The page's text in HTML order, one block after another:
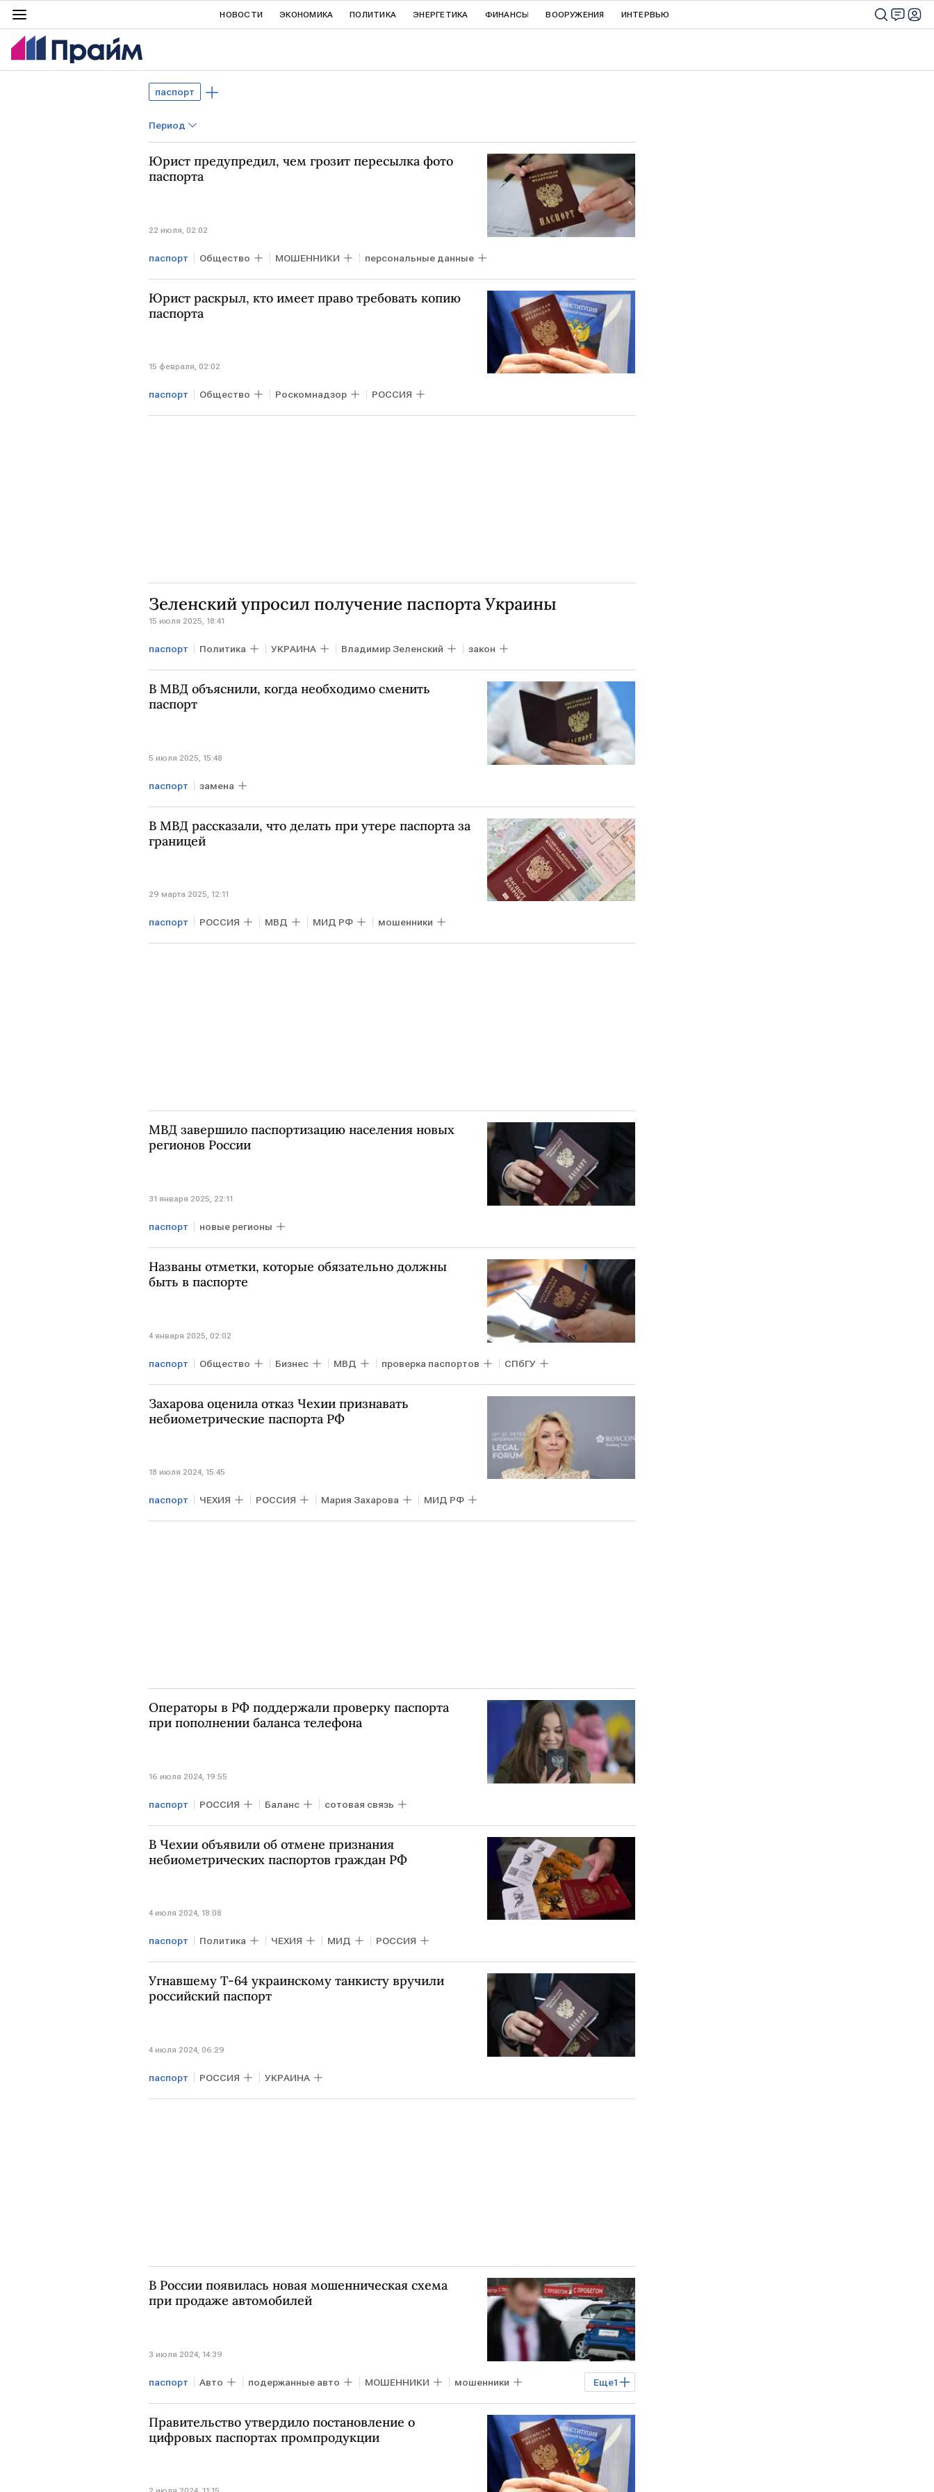
НОВОСТИ ЭКОНОМИКА ПОЛИТИКА ЭНЕРГЕТИКА ФИНАНСЫ ВООРУЖЕНИЯ ИНТЕРВЬЮ
паспорт
Период
Юрист предупредил, чем грозит пересылка фото
паспорта
22 июля, 02:02
паспорт Общество МОШЕННИКИ персональные данные
Юрист раскрыл, кто имеет право требовать копию
паспорта
15 февраля, 02:02
паспорт Общество Роскомнадзор РОССИЯ
Зеленский упросил получение паспорта Украины
15 июля 2025, 18:41
паспорт Политика УКРАИНА Владимир Зеленский закон
В МВД объяснили, когда необходимо сменить
паспорт
5 июля 2025, 15:48
паспорт замена
В МВД рассказали, что делать при утере паспорта за
границей
29 марта 2025, 12:11
паспорт РОССИЯ МВД МИД РФ мошенники
МВД завершило паспортизацию населения новых
регионов России
31 января 2025, 22:11
паспорт новые регионы
Названы отметки, которые обязательно должны
быть в паспорте
4 января 2025, 02:02
паспорт Общество Бизнес МВД проверка паспортов СПбГУ
Захарова оценила отказ Чехии признавать
небиометрические паспорта РФ
18 июля 2024, 15:45
паспорт ЧЕХИЯ РОССИЯ Мария Захарова МИД РФ
Операторы в РФ поддержали проверку паспорта
при пополнении баланса телефона
16 июля 2024, 19:55
паспорт РОССИЯ Баланс сотовая связь
В Чехии объявили об отмене признания
небиометрических паспортов граждан РФ
4 июля 2024, 18:08
паспорт Политика ЧЕХИЯ МИД РОССИЯ
Угнавшему Т-64 украинскому танкисту вручили
российский паспорт
4 июля 2024, 06:29
паспорт РОССИЯ УКРАИНА
В России появилась новая мошенническая схема
при продаже автомобилей
3 июля 2024, 14:39
Еще1
паспорт Авто подержанные авто МОШЕННИКИ мошенники
проверка паспортов
Правительство утвердило постановление о
цифровых паспортах промпродукции